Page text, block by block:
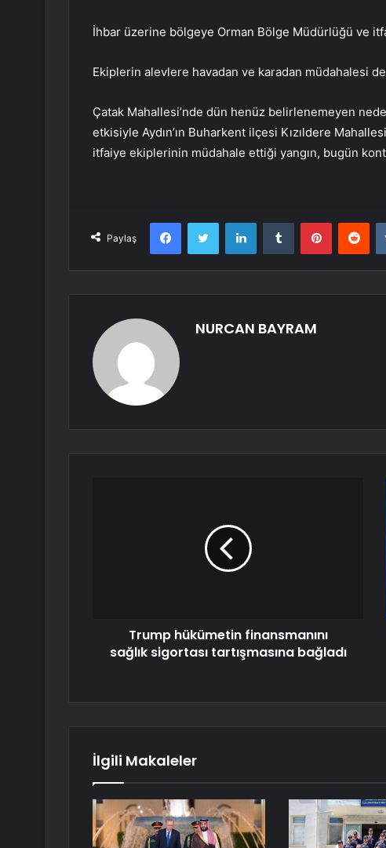
İhbar üzerine bölgeye Orman Bölge Müdürlüğü ve
Ekiplerin alevlere havadan ve karadan müdahalesi
Çatak Mahallesi’nde dün henüz belirlenemeyen
etkisiyle Aydın’ın Buharkent ilçesi Kızıldere
itfaiye ekiplerinin müdahale ettiği yangın, bugün
Paylaş
FacebookTwitter LinkedInTumblr Pinterest
NURCAN BAYRAM
Trump hükümetin finansmanını
sağlık sigortası tartışmasına bağladı
İlgili Makaleler